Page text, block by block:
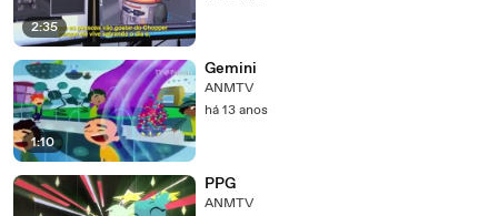
2:35
1:10
Gemini
ANMTV
há 13 anos
PPG
ANMTV